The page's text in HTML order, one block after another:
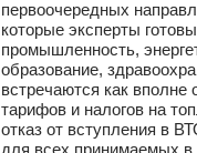
первоочередных
которые эксперты
промышленность,
образование,
встречаются как
тарифов и налогов на
отказ от вступления в